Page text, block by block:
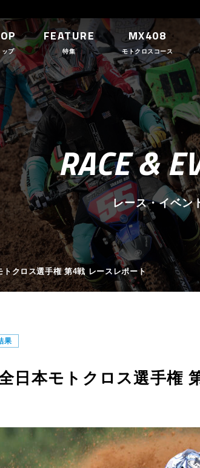
ップ
FEATURE
特集
MX408
モトクロスコース
RACE &
レース・イベン
クロス選手権 第4戦 レースレポート
果
日本モトクロス選手権